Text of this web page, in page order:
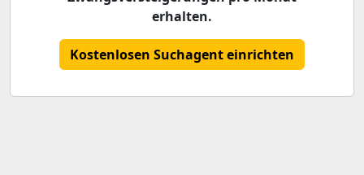
erhalten.
Kostenlosen Suchagent einrichten